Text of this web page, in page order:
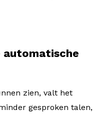
automatische
zien, valt het
gesproken talen,